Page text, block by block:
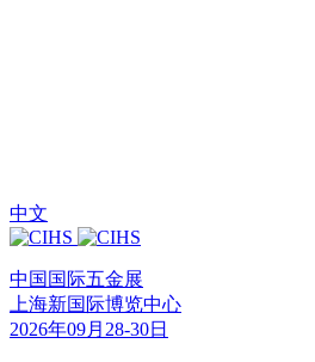
中文
中国国际五金展
上海新国际博览中心
2026年09月28-30日